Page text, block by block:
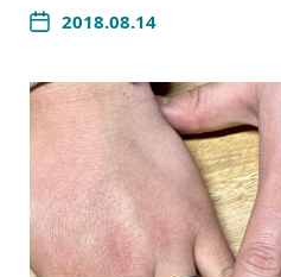
2018.08.14